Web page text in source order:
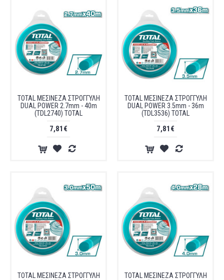
TOTAL ΜΕΣΙΝΕΖΑ ΣΤΡΟΓΓΥΛΗ
DUAL POWER 2.7mm - 40m
(TDL2740) TOTAL
7,81€
TOTAL ΜΕΣΙΝΕΖΑ ΣΤΡΟΓΓΥΛΗ
DUAL POWER 3.5mm - 36m
(TDL3536) TOTAL
7,81€
TOTAL ΜΕΣΙΝΕΖΑ ΣΤΡΟΓΓΥΛΗ
TOTAL ΜΕΣΙΝΕΖΑ ΣΤΡΟΓΓΥΛΗ